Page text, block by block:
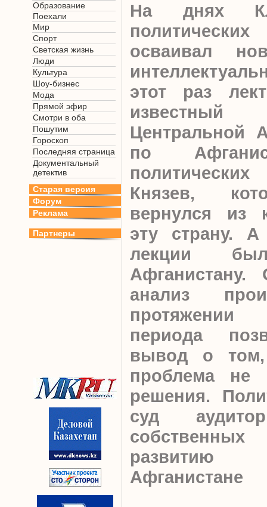
Образование
Поехали
Мир
Спорт
Светская жизнь
Люди
Культура
Шоу-бизнес
Мода
Прямой эфир
Смотри в оба
Пошутим
Гороскоп
Последняя страница
Документальный
детектив
Старая версия
Форум
Реклама
Партнеры
На днях
осваивал
этот раз
известный
Центральной
по
Князев,
вернулся из
эту страну.
лекции
анализ
протяжении
периода
вывод о том,
проблема не
решения.
суд
развитию
Афганистане